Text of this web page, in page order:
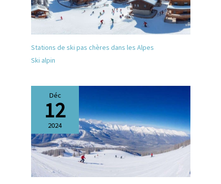
Stations de ski pas chères dans les Alpes
Ski alpin
Déc
12
2024